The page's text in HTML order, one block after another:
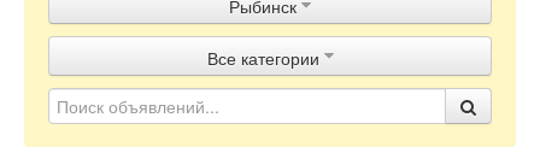
Объявления
Магазины
Контакты
Рыбинск
Все категории